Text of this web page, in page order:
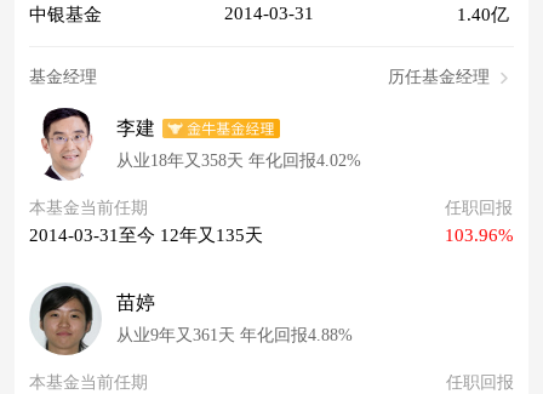
中银基金 2014-03-31 1.40亿
基金经理 历任基金经理
李建
从业18年又358天 年化回报4.02%
本基金当前任期
2014-03-31至今 12年又135天
任职回报
103.96%
苗婷
从业9年又361天 年化回报4.88%
本基金当前任期 任职回报